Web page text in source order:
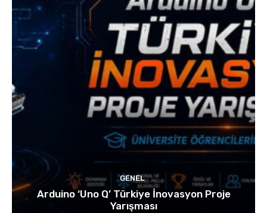
GENEL
Arduino ‘Uno Q’ Türkiye İnovasyon Proje
Yarışması